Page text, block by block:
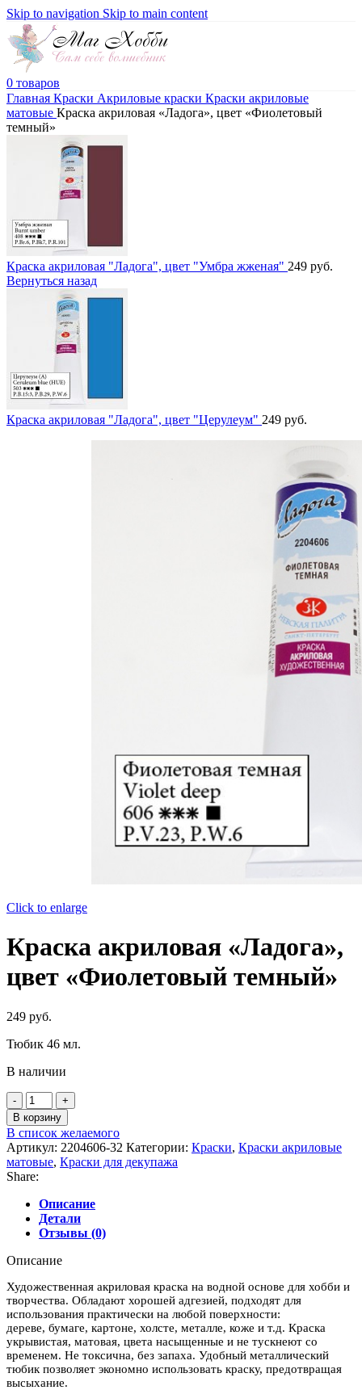
Skip to navigation Skip to main content
0 товаров
Главная Краски Акриловые краски Краски акриловые
матовые Краска акриловая «Ладога», цвет «Фиолетовый
темный»
Краска акриловая "Ладога", цвет "Умбра жженая" 249 руб.
Вернуться назад
Краска акриловая "Ладога", цвет "Церулеум" 249 руб.
Click to enlarge
Краска акриловая «Ладога»,
цвет «Фиолетовый темный»
249 руб.
Тюбик 46 мл.
В наличии
Количество
товара
Краска
акриловая
"Ладога",
цвет
"Фиолетовый
темный"
В корзину
В список желаемого
Артикул: 2204606-32 Категории: Краски, Краски акриловые
матовые, Краски для декупажа
Share:
Описание
Детали
Отзывы (0)
Описание
Художественная акриловая краска на водной основе для хобби и
творчества. Обладают хорошей адгезией, подходят для
использования практически на любой поверхности:
дереве, бумаге, картоне, холсте, металле, коже и т.д. Краска
укрывистая, матовая, цвета насыщенные и не тускнеют со
временем. Не токсична, без запаха. Удобный металлический
тюбик позволяет экономно использовать краску, предотвращая
высыхание.